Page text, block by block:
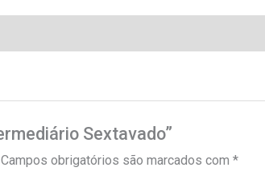
Sextavado”
Campos obrigatórios são marcados com *